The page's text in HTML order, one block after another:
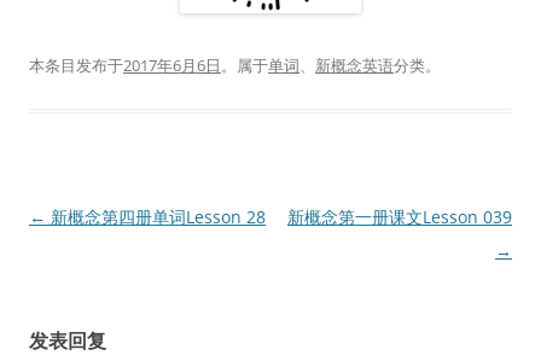
本条目发布于2017年6月6日。属于单词、 新概念英语分类。
文
← 新概念第四册单词Lesson 28
新概念第一册课文Lesson 039
→
发表回复